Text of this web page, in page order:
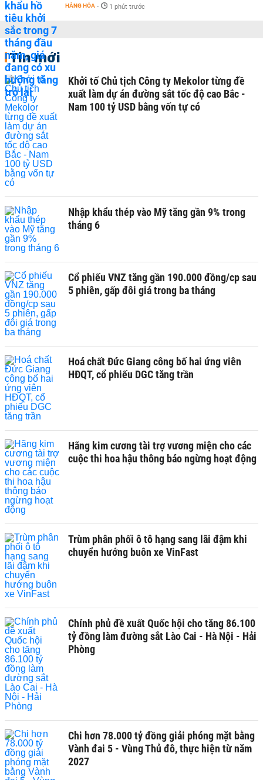
HÀNG HÓA - 1 phút trước
Tin mới
Khởi tố Chủ tịch Công ty Mekolor từng đề
xuất làm dự án đường sắt tốc độ cao Bắc -
Nam 100 tỷ USD bằng vốn tự có
Nhập khẩu thép vào Mỹ tăng gần 9% trong
tháng 6
Cổ phiếu VNZ tăng gần 190.000 đồng/cp sau
5 phiên, gấp đôi giá trong ba tháng
Hoá chất Đức Giang công bố hai ứng viên
HĐQT, cổ phiếu DGC tăng trần
Hãng kim cương tài trợ vương miện cho các
cuộc thi hoa hậu thông báo ngừng hoạt động
Trùm phân phối ô tô hạng sang lãi đậm khi
chuyển hướng buôn xe VinFast
Chính phủ đề xuất Quốc hội cho tăng 86.100
tỷ đồng làm đường sắt Lào Cai - Hà Nội - Hải
Phòng
Chi hơn 78.000 tỷ đồng giải phóng mặt bằng
Vành đai 5 - Vùng Thủ đô, thực hiện từ năm
2027